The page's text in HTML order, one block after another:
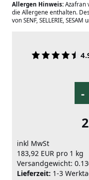
Allergen Hinweis: Azafran
die Allergene enthalten.
von SENF, SELLERIE,
-
inkl MwSt
183,92 EUR pro 1 kg
Versandgewicht:
Lieferzeit: 1-3